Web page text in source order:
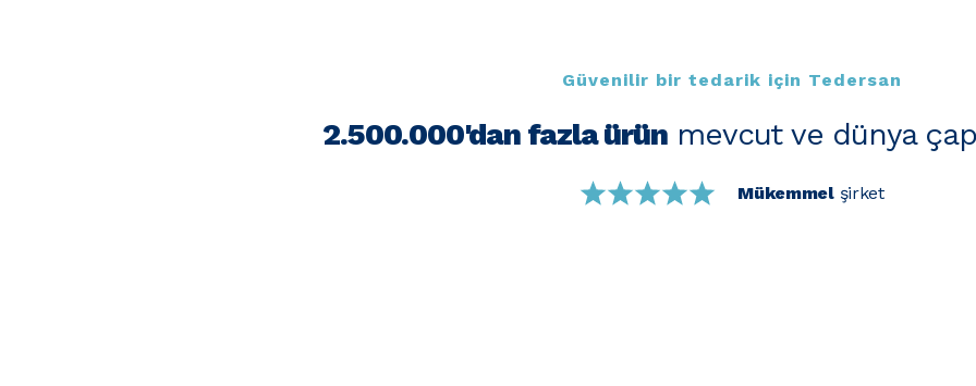
Güvenilir bir tedarik için Tedersan
2.500.000'dan fazla ürünmevcut ve dünya
Mükemmelşirket